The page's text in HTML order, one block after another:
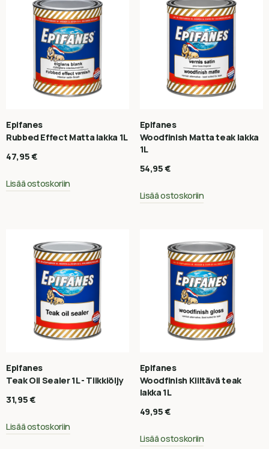
Epifanes
Rubbed Effect Matta lakka 1L
47,95€
Lisää ostoskoriin
Epifanes
Woodfinish Matta teak lakka
1L
54,95€
Lisää ostoskoriin
Epifanes
Teak Oil Sealer 1L - Tiikkiöljy
31,95€
Lisää ostoskoriin
Epifanes
Woodfinish Kiiltävä teak
lakka 1L
49,95€
Lisää ostoskoriin